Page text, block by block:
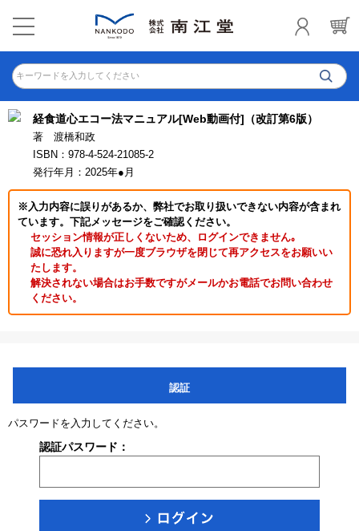
キーワードを入力してください
経食道心エコー法マニュアル[Web動画付]（改訂第6版）
著 渡橋和政
ISBN：978-4-524-21085-2
発行年月：2025年●月
※入力内容に誤りがあるか、弊社でお取り扱いできない内容が含まれ
ています。下記メッセージをご確認ください。
セッション情報が正しくないため、ログインできません｡
誠に恐れ入りますが一度ブラウザを閉じて再アクセスをお願いい
たします。
解決されない場合はお手数ですがメールかお電話でお問い合わせ
ください。
認証
パスワードを入力してください。
認証パスワード：